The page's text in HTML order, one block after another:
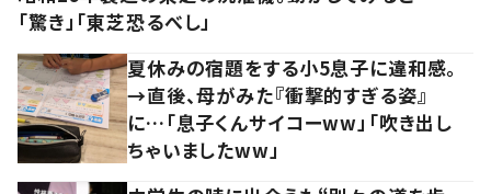
「驚き」「東芝恐るべし」
夏休みの宿題をする小5息子に違和感。
→直後、母がみた『衝撃的すぎる姿』
に…「息子くんサイコーww」「吹き出し
ちゃいましたww」